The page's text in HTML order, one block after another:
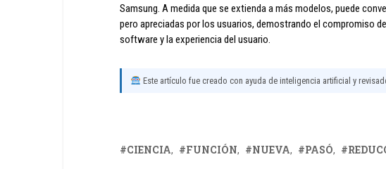
Samsung. A medida que se extienda a más modelos, puede
pero apreciadas por los usuarios, demostrando el compromiso
software y la experiencia del usuario.
Este artículo fue creado con ayuda de inteligencia artificial y
CIENCIA FUNCIÓN NUEVA PASÓ